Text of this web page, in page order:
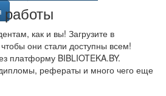
работы
как и вы! Загрузите в
они стали доступны всем!
платформу BIBLIOTEKA.BY.
рефераты и много чего еще